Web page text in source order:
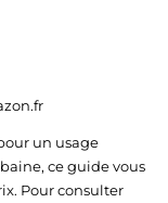
un usage
ce guide vous
Pour consulter